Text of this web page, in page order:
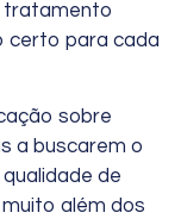
tratamento
certo para cada
sobre
a buscarem o
de
além dos